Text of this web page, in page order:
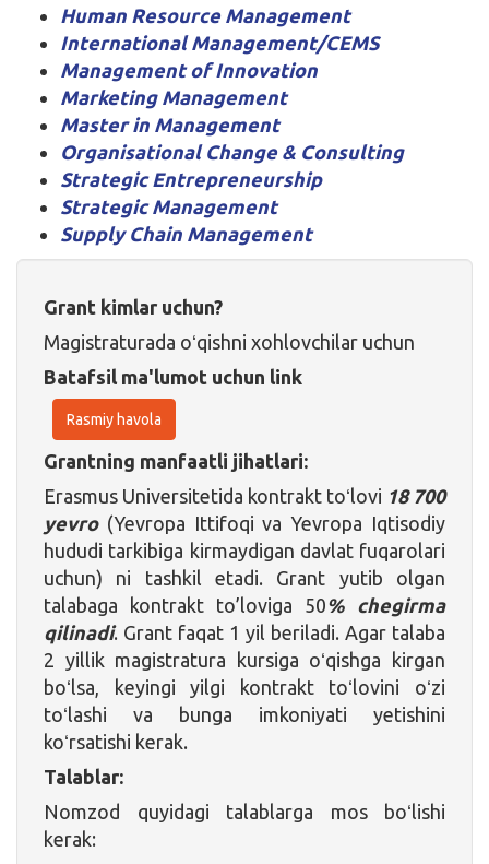
Human Resource Management
International Management/CEMS
Management of Innovation
Marketing Management
Master in Management
Organisational Change & Consulting
Strategic Entrepreneurship
Strategic Management
Supply Chain Management
Grant kimlar uchun?
Magistraturada oʻqishni xohlovchilar uchun
Batafsil ma'lumot uchun link
Rasmiy havola
Grantning manfaatli jihatlari:
Erasmus Universitetida kontrakt toʻlovi 18 700
yevro(Yevropa Ittifoqi va Yevropa Iqtisodiy
hududi tarkibiga kirmaydigan davlat fuqarolari
uchun) ni tashkil etadi. Grant yutib olgan
talabaga kontrakt to’loviga 50% chegirma
qilinadi. Grant faqat 1 yil beriladi. Agar talaba
2 yillik magistratura kursiga oʻqishga kirgan
boʻlsa, keyingi yilgi kontrakt toʻlovini oʻzi
toʻlashi va bunga imkoniyati yetishini
koʻrsatishi kerak.
Talablar:
Nomzod quyidagi talablarga mos boʻlishi
kerak: